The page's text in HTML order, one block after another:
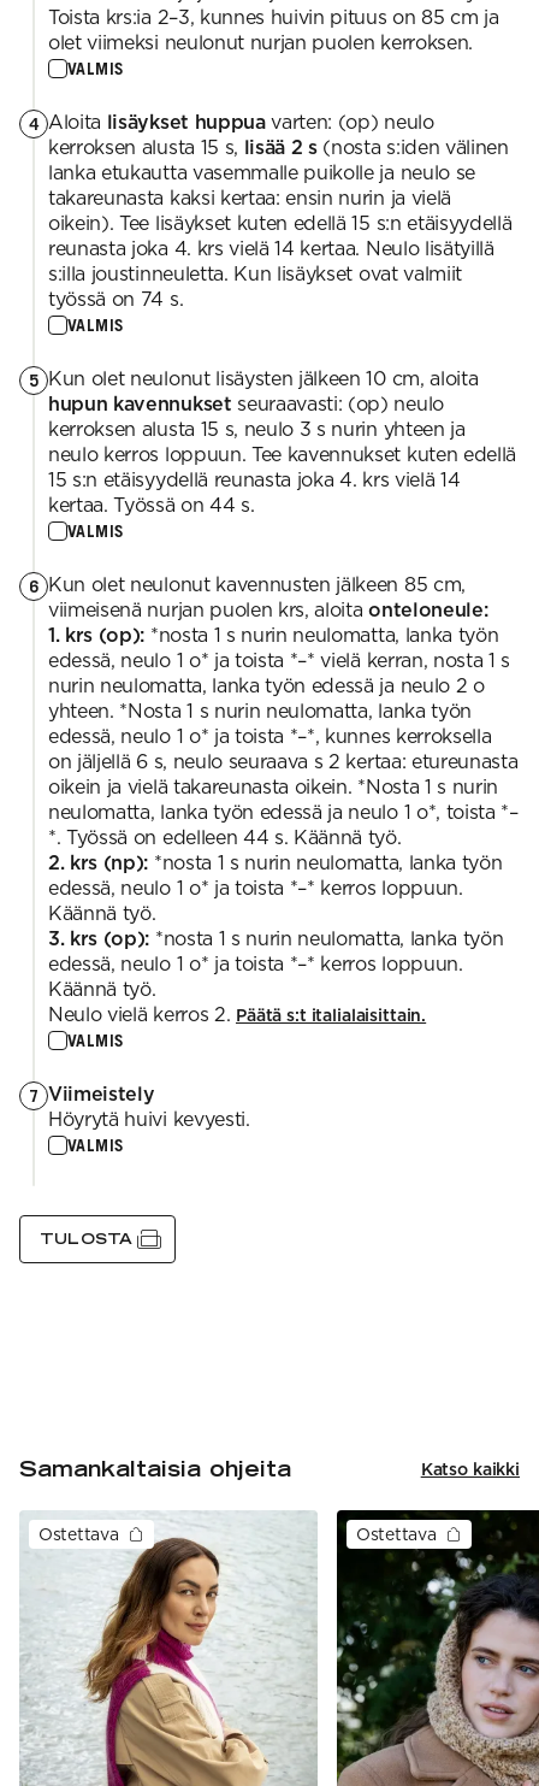
Toista krs:ia 2–3, kunnes huivin pituus on 85 cm ja
olet viimeksi neulonut nurjan puolen kerroksen.
VALMIS
4 Aloita lisäykset huppuavarten: (op) neulo
kerroksen alusta 15 s, lisää 2 s(nosta s:iden välinen
lanka etukautta vasemmalle puikolle ja neulo se
takareunasta kaksi kertaa: ensin nurin ja vielä
oikein). Tee lisäykset kuten edellä 15 s:n etäisyydellä
reunasta joka 4. krs vielä 14 kertaa. Neulo lisätyillä
s:illa joustinneuletta. Kun lisäykset ovat valmiit
työssä on 74 s.
VALMIS
5 Kun olet neulonut lisäysten jälkeen 10 cm, aloita
hupun kavennukset seuraavasti: (op) neulo
kerroksen alusta 15 s, neulo 3 s nurin yhteen ja
neulo kerros loppuun. Tee kavennukset kuten edellä
15 s:n etäisyydellä reunasta joka 4. krs vielä 14
kertaa. Työssä on 44 s.
VALMIS
6 Kun olet neulonut kavennusten jälkeen 85 cm,
viimeisenä nurjan puolen krs, aloitaonteloneule:
1. krs (op): *nosta 1 s nurin neulomatta, lanka työn
edessä, neulo 1 o* ja toista *–* vielä kerran, nosta 1 s
nurin neulomatta, lanka työn edessä ja neulo 2 o
yhteen. *Nosta 1 s nurin neulomatta, lanka työn
edessä, neulo 1 o* ja toista *–*, kunnes kerroksella
on jäljellä 6 s, neulo seuraava s 2 kertaa: etureunasta
oikein ja vielä takareunasta oikein. *Nosta 1 s nurin
neulomatta, lanka työn edessä ja neulo 1 o*, toista *–
*. Työssä on edelleen 44 s. Käännä työ.
2. krs (np): *nosta 1 s nurin neulomatta, lanka työn
edessä, neulo 1 o* ja toista *–* kerros loppuun.
Käännä työ.
3. krs (op): *nosta 1 s nurin neulomatta, lanka työn
edessä, neulo 1 o* ja toista *–* kerros loppuun.
Käännä työ.
Neulo vielä kerros 2. Päätä s:t italialaisittain.
VALMIS
7 Viimeistely
Höyrytä huivi kevyesti.
VALMIS
TULOSTA
Samankaltaisia ohjeita Katso kaikki
Ostettava Ostettava